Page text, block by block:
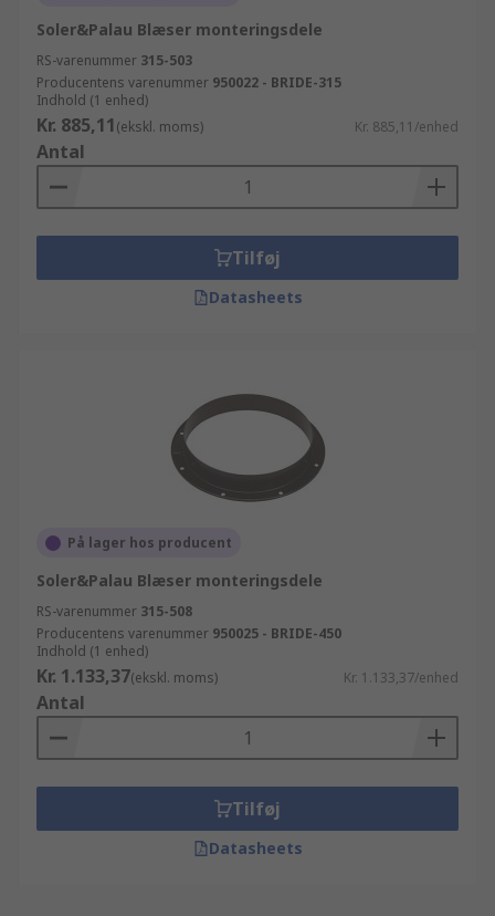
Soler&Palau Blæser monteringsdele
RS-varenummer 315-503
Producentens varenummer 950022 - BRIDE-315
Indhold (1 enhed)
Kr. 885,11(ekskl. moms) Kr. 885,11/enhed
Antal
Tilføj
Datasheets
På lager hos producent
Soler&Palau Blæser monteringsdele
RS-varenummer 315-508
Producentens varenummer 950025 - BRIDE-450
Indhold (1 enhed)
Kr. 1.133,37(ekskl. moms) Kr. 1.133,37/enhed
Antal
Tilføj
Datasheets